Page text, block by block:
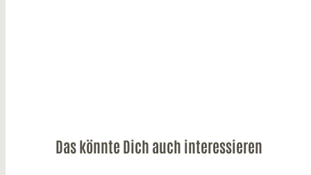
Das könnte Dich auch interessieren